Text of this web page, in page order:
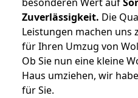
Zuverlässigkeit. Die
Leistungen machen uns
für Ihren Umzug von
Ob Sie nun eine kleine
Haus umziehen, wir
für Sie.